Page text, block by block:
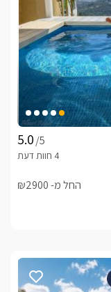
/5
החל מ- ₪2900